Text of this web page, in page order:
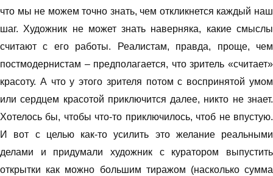
что мы не можем точно знать, чем откликнется каждый наш
шаг. Художник не может знать наверняка, какие смыслы
считают с его работы. Реалистам, правда, проще, чем
постмодернистам – предполагается, что зритель «считает»
красоту. А что у этого зрителя потом с воспринятой умом
или сердцем красотой приключится далее, никто не знает.
Хотелось бы, чтобы что-то приключилось, чтоб не впустую.
И вот с целью как-то усилить это желание реальными
делами и придумали художник с куратором выпустить
открытки как можно большим тиражом (насколько сумма